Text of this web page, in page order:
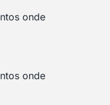
onde
onde